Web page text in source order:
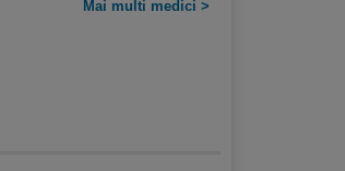
Mai multi medici >